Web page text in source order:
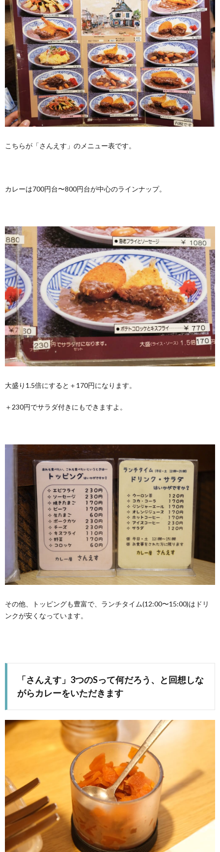
こちらが「さんえす」のメニュー表です。
カレーは700円台〜800円台が中心のラインナップ。
大盛り1.5倍にすると＋170円になります。
＋230円でサラダ付きにもできますよ。
その他、トッピングも豊富で、ランチタイム(12:00〜15:00)はドリ
ンクが安くなっています。
「さんえす」3つのSって何だろう、と回想しな
がらカレーをいただきます